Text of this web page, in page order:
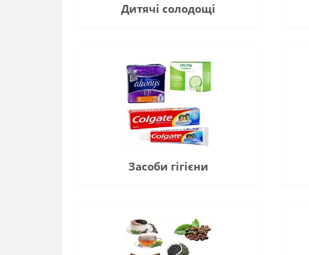
Дитячі солодощі
Засоби гігієни